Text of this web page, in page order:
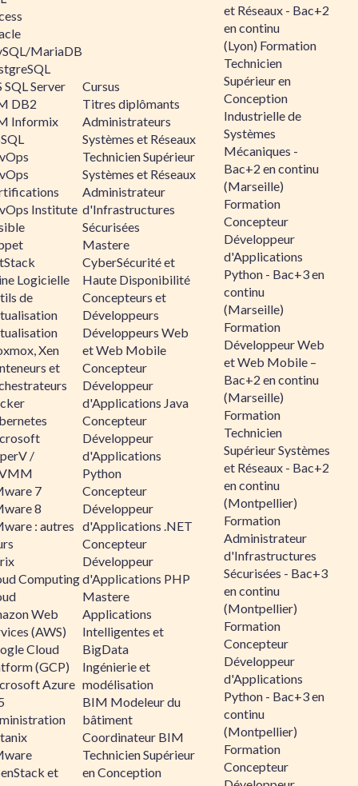
MariaDB
SQL Server
DB2
Informix
Institute
Logicielle
de
Xen
et
/
7
8
: autres
Computing
Web
(AWS)
Cloud
(GCP)
Azure
et
Cursus
Titres diplômants
Administrateurs
Systèmes et Réseaux
Technicien Supérieur
Systèmes et Réseaux
Administrateur
d'Infrastructures
Sécurisées
Mastere
CyberSécurité et
Haute Disponibilité
Concepteurs et
Développeurs
Développeurs Web
et Web Mobile
Concepteur
Développeur
d'Applications Java
Concepteur
Développeur
d'Applications
Python
Concepteur
Développeur
d'Applications .NET
Concepteur
Développeur
d'Applications PHP
Mastere
Applications
Intelligentes et
BigData
Ingénierie et
modélisation
BIM Modeleur du
bâtiment
Coordinateur BIM
Technicien Supérieur
en Conception
et Réseaux - Bac+2
en continu
(Lyon) Formation
Technicien
Supérieur en
Conception
Industrielle de
Systèmes
Mécaniques -
Bac+2 en continu
(Marseille)
Formation
Concepteur
Développeur
d'Applications
Python - Bac+3 en
continu
(Marseille)
Formation
Développeur Web
et Web Mobile –
Bac+2 en continu
(Marseille)
Formation
Technicien
Supérieur Systèmes
et Réseaux - Bac+2
en continu
(Montpellier)
Formation
Administrateur
d'Infrastructures
Sécurisées - Bac+3
en continu
(Montpellier)
Formation
Concepteur
Développeur
d'Applications
Python - Bac+3 en
continu
(Montpellier)
Formation
Concepteur